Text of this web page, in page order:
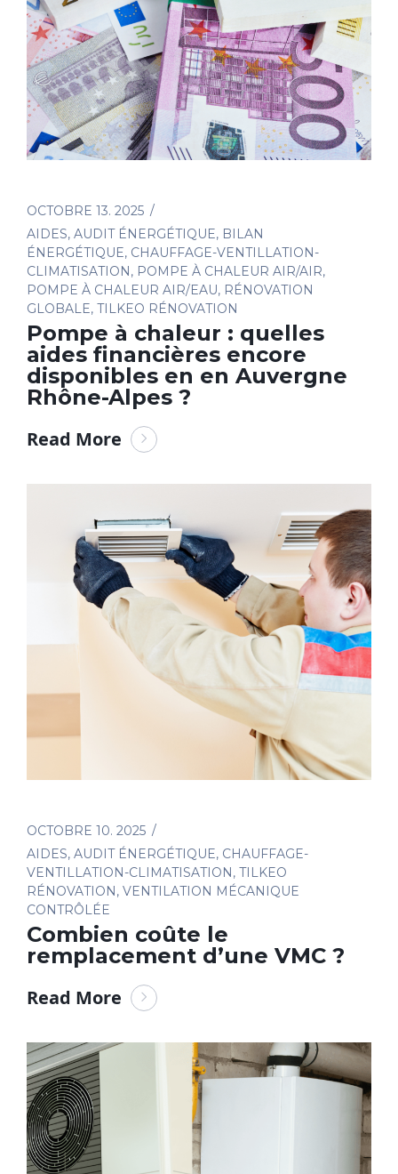
OCTOBRE 13. 2025
AIDES, AUDIT ÉNERGÉTIQUE, BILAN
ÉNERGÉTIQUE, CHAUFFAGE-VENTILLATION-
CLIMATISATION , POMPE À CHALEUR AIR/AIR,
POMPE À CHALEUR AIR/EAU, RÉNOVATION
GLOBALE, TILKEO RÉNOVATION
Pompe à chaleur : quelles
aides financières encore
disponibles en en Auvergne
Rhône-Alpes ?
Read More
OCTOBRE 10. 2025
AIDES, AUDIT ÉNERGÉTIQUE, CHAUFFAGE-
VENTILLATION-CLIMATISATION, TILKEO
RÉNOVATION, VENTILATION MÉCANIQUE
CONTRÔLÉE
Combien coûte le
remplacement d’une VMC ?
Read More